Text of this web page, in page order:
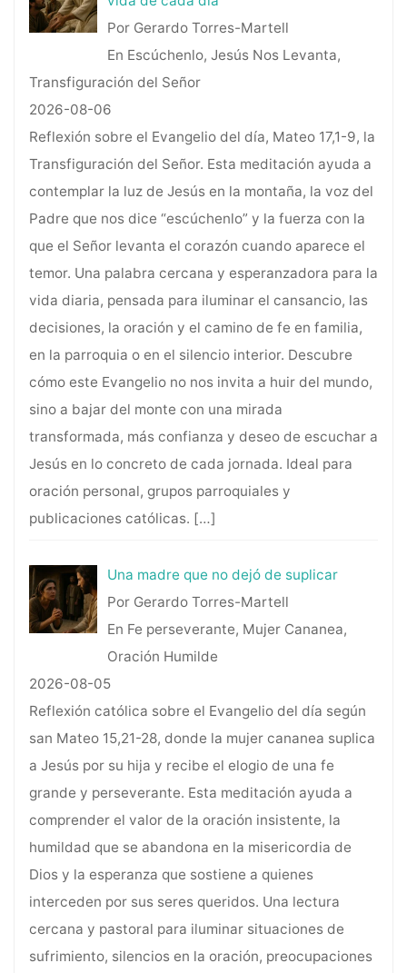
Por Gerardo Torres-Martell
En Escúchenlo, Jesús Nos Levanta,
Transfiguración del Señor
2026-08-06
Reflexión sobre el Evangelio del día, Mateo 17,1-9, la
Transfiguración del Señor. Esta meditación ayuda a
contemplar la luz de Jesús en la montaña, la voz del
Padre que nos dice “escúchenlo” y la fuerza con la
que el Señor levanta el corazón cuando aparece el
temor. Una palabra cercana y esperanzadora para la
vida diaria, pensada para iluminar el cansancio, las
decisiones, la oración y el camino de fe en familia,
en la parroquia o en el silencio interior. Descubre
cómo este Evangelio no nos invita a huir del mundo,
sino a bajar del monte con una mirada
transformada, más confianza y deseo de escuchar a
Jesús en lo concreto de cada jornada. Ideal para
oración personal, grupos parroquiales y
publicaciones católicas. […]
Una madre que no dejó de suplicar
Por Gerardo Torres-Martell
En Fe perseverante, Mujer Cananea,
Oración Humilde
2026-08-05
Reflexión católica sobre el Evangelio del día según
san Mateo 15,21-28, donde la mujer cananea suplica
a Jesús por su hija y recibe el elogio de una fe
grande y perseverante. Esta meditación ayuda a
comprender el valor de la oración insistente, la
humildad que se abandona en la misericordia de
Dios y la esperanza que sostiene a quienes
interceden por sus seres queridos. Una lectura
cercana y pastoral para iluminar situaciones de
sufrimiento, silencios en la oración, preocupaciones